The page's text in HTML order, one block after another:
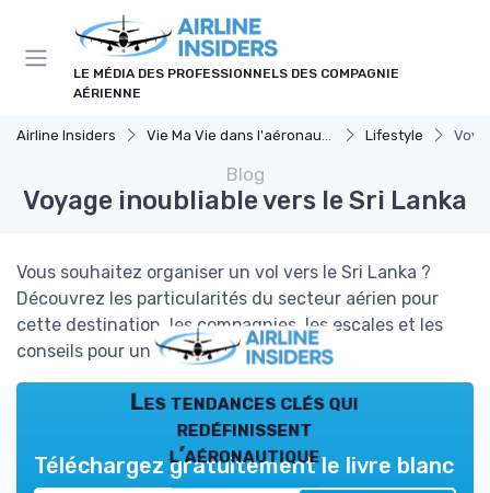
LE MÉDIA DES PROFESSIONNELS DES COMPAGNIE
AÉRIENNE
Airline Insiders Vie Ma Vie dans l'aéronautique Lifestyle
Blog
Voyage inoubliable vers le Sri Lanka
Vous souhaitez organiser un vol vers le Sri Lanka ?
Découvrez les particularités du secteur aérien pour
cette destination, les compagnies, les escales et les
conseils pour un voyage réussi.
Les tendances clés qui
redéfinissent
l’aéronautique
Téléchargez gratuitement le livre blanc
Panneau de gestion des cookies